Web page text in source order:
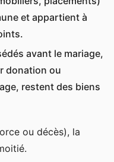
et appartient à
avant le mariage,
donation ou
restent des biens
ou décès), la